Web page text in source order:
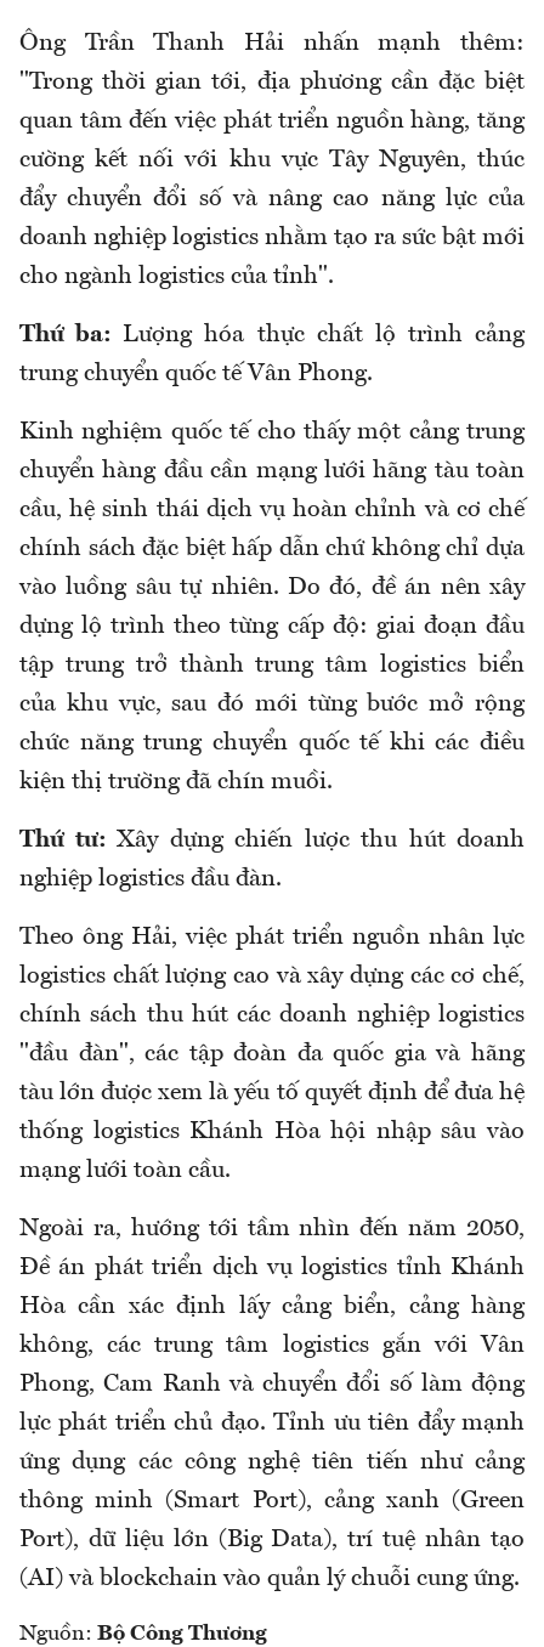
Ông Trần Thanh Hải nhấn mạnh thêm:
"Trong thời gian tới, địa phương cần đặc biệt
quan tâm đến việc phát triển nguồn hàng, tăng
cường kết nối với khu vực Tây Nguyên, thúc
đẩy chuyển đổi số và nâng cao năng lực của
doanh nghiệp logistics nhằm tạo ra sức bật mới
cho ngành logistics của tỉnh".
Thứ ba: Lượng hóa thực chất lộ trình cảng
trung chuyển quốc tế Vân Phong.
Kinh nghiệm quốc tế cho thấy một cảng trung
chuyển hàng đầu cần mạng lưới hãng tàu toàn
cầu, hệ sinh thái dịch vụ hoàn chỉnh và cơ chế
chính sách đặc biệt hấp dẫn chứ không chỉ dựa
vào luồng sâu tự nhiên. Do đó, đề án nên xây
dựng lộ trình theo từng cấp độ: giai đoạn đầu
tập trung trở thành trung tâm logistics biển
của khu vực, sau đó mới từng bước mở rộng
chức năng trung chuyển quốc tế khi các điều
kiện thị trường đã chín muồi.
Thứ tư: Xây dựng chiến lược thu hút doanh
nghiệp logistics đầu đàn.
Theo ông Hải, việc phát triển nguồn nhân lực
logistics chất lượng cao và xây dựng các cơ chế,
chính sách thu hút các doanh nghiệp logistics
"đầu đàn", các tập đoàn đa quốc gia và hãng
tàu lớn được xem là yếu tố quyết định để đưa hệ
thống logistics Khánh Hòa hội nhập sâu vào
mạng lưới toàn cầu.
Ngoài ra, hướng tới tầm nhìn đến năm 2050,
Đề án phát triển dịch vụ logistics tỉnh Khánh
Hòa cần xác định lấy cảng biển, cảng hàng
không, các trung tâm logistics gắn với Vân
Phong, Cam Ranh và chuyển đổi số làm động
lực phát triển chủ đạo. Tỉnh ưu tiên đẩy mạnh
ứng dụng các công nghệ tiên tiến như cảng
thông minh (Smart Port), cảng xanh (Green
Port), dữ liệu lớn (Big Data), trí tuệ nhân tạo
(AI) và blockchain vào quản lý chuỗi cung ứng.
Nguồn: Bộ Công Thương